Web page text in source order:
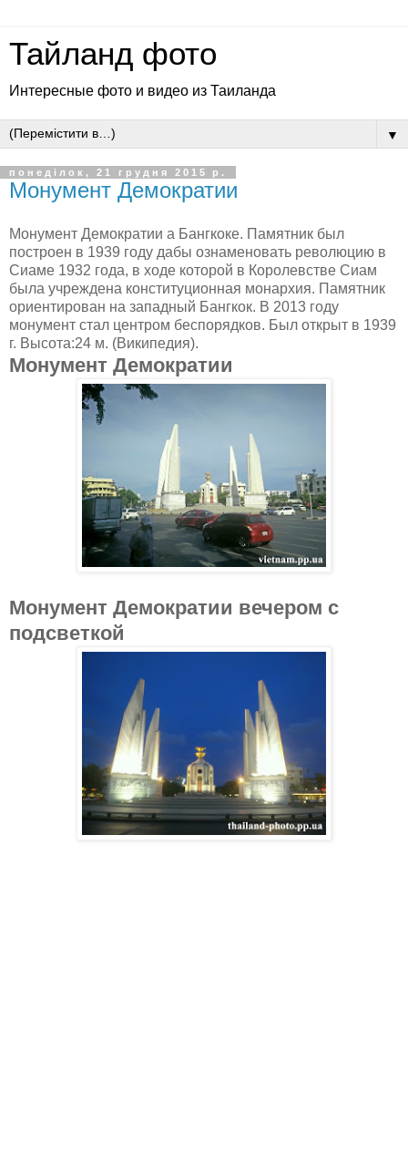
Тайланд фото
Интересные фото и видео из Таиланда
▼
понеділок, 21 грудня 2015 р.
Монумент Демократии
Монумент Демократии а Бангкоке. Памятник был
построен в 1939 году дабы ознаменовать революцию в
Сиаме 1932 года, в ходе которой в Королевстве Сиам
была учреждена конституционная монархия. Памятник
ориентирован на западный Бангкок. В 2013 году
монумент стал центром беспорядков. Был открыт в 1939
г. Высота:24 м. (Википедия).
Монумент Демократии
Монумент Демократии вечером с
подсветкой